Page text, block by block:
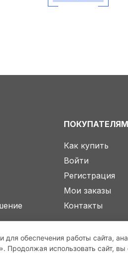
обеспечения работы сайта,
использовать сайт, вы
ПОКУПАТЕЛЯМ
Как купить
Войти
Регистрация
Мои заказы
Контакты